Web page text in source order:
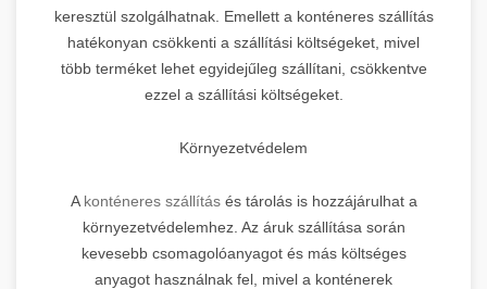
keresztül szolgálhatnak. Emellett a konténeres szállítás
hatékonyan csökkenti a szállítási költségeket, mivel
több terméket lehet egyidejűleg szállítani, csökkentve
ezzel a szállítási költségeket.
Környezetvédelem
A konténeres szállítás és tárolás is hozzájárulhat a
környezetvédelemhez. Az áruk szállítása során
kevesebb csomagolóanyagot és más költséges
anyagot használnak fel, mivel a konténerek